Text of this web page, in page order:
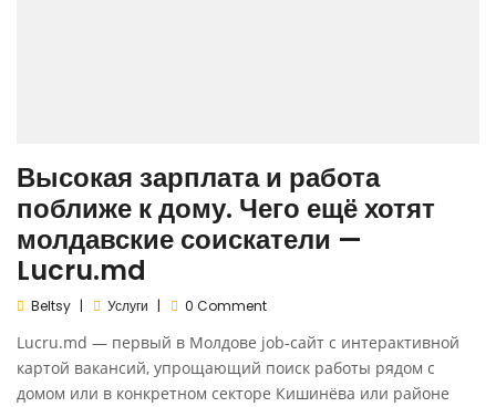
Высокая зарплата и работа
поближе к дому. Чего ещё хотят
молдавские соискатели —
Lucru.md
Beltsy Услуги 0 Comment
Lucru.md — первый в Молдове job-сайт с интерактивной
картой вакансий, упрощающий поиск работы рядом с
домом или в конкретном секторе Кишинёва или районе